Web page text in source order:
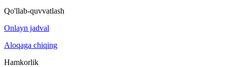
Qo'llab-quvvatlash
Onlayn jadval
Aloqaga chiqing
Hamkorlik